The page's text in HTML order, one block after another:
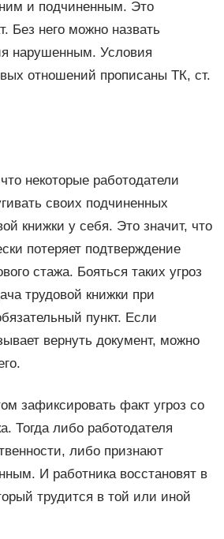
и подчиненным. Это
Без него можно назвать
нарушенным. Условия
отношений прописаны ТК, ст.
некоторые работодатели
своих подчиненных
книжки у себя. Это значит, что
потеряет подтверждение
стажа. Бояться таких угроз
трудовой книжки при
пункт. Если
вернуть документ, можно
зафиксировать факт угроз со
Тогда либо работодателя
либо признают
И работника восстановят в
трудится в той или иной